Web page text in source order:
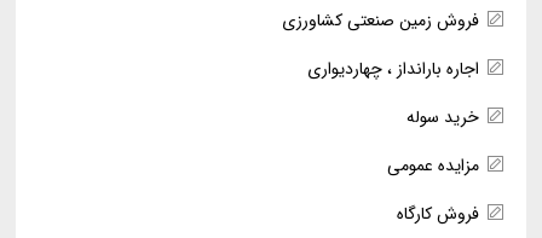
فروش زمین صنعتی کشاورزی
اجاره بارانداز ، چهاردیواری
خرید سوله
مزایده عمومی
فروش کارگاه